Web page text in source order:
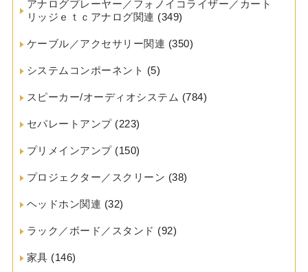
アナログプレーヤー／フォノイコライザー／カート
リッジｅｔｃアナログ関連 (349)
ケーブル／アクセサリー関連 (350)
システムコンポーネント (5)
スピーカー/オーディオシステム (784)
セパレートアンプ(223)
プリメインアンプ(150)
プロジェクター／スクリーン (38)
ヘッドホン関連 (32)
ラック／ボード／スタンド (92)
家具 (146)